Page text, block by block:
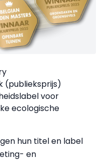
(publieksprijs)
voor
ecologische
hun titel en label
en